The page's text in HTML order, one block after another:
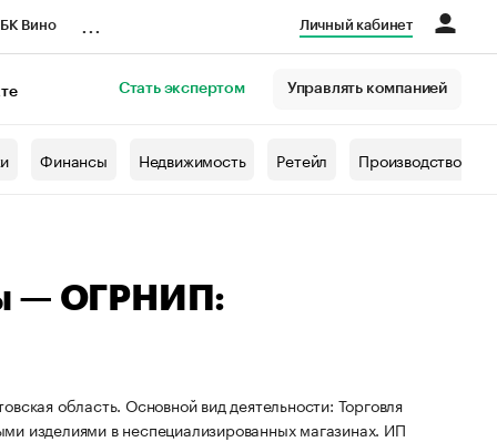
Вино Личный кабинет
Стать экспертом Управлять компанией
Финансы Недвижимость Ретейл Производство
— ОГРНИП:
область. Основной вид деятельности: Торговля
изделиями в неспециализированных магазинах. ИП